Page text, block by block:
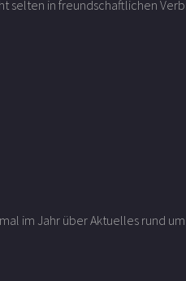
selten in freundschaftlichen
im Jahr über Aktuelles rund